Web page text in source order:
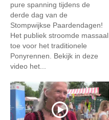
pure spanning tijdens de
derde dag van de
Stompwijkse Paardendagen!
Het publiek stroomde massaal
toe voor het traditionele
Ponyrennen. Bekijk in deze
video het...